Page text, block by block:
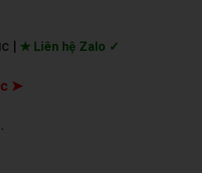
| ★ Liên hệ Zalo ✓
➤